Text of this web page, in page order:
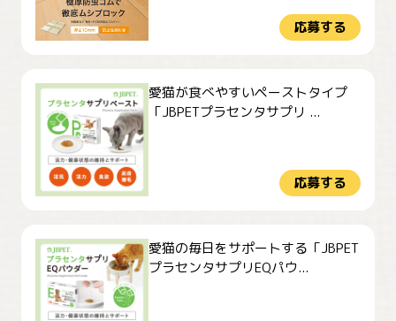
応募する
愛猫が食べやすいペーストタイプ
「JBPETプラセンタサプリ ...
応募する
愛猫の毎日をサポートする「JBPET
プラセンタサプリEQパウ...